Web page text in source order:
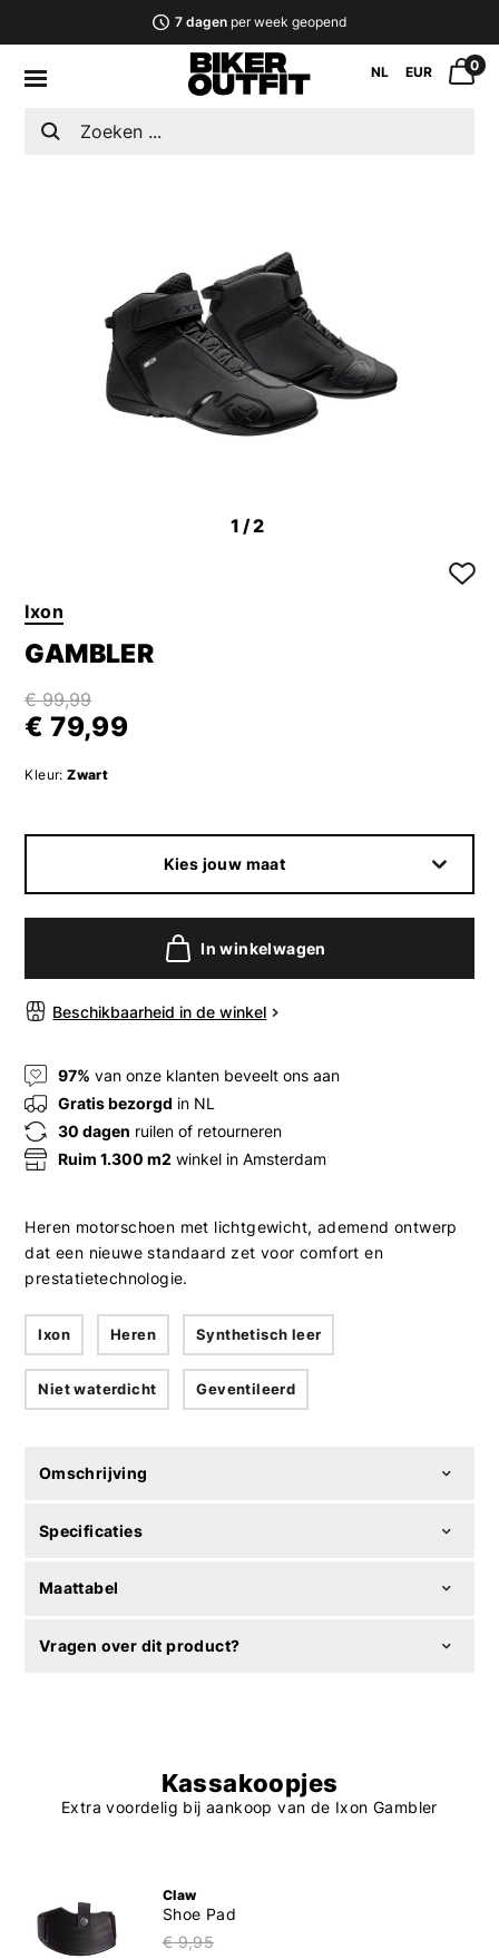
7 dagenper week geopend
NL EUR 0
1/2
Ixon
GAMBLER
€ 99,99
€ 79,99
Kleur: Zwart
Kies jouw maat
In winkelwagen
Beschikbaarheid in de winkel
97% van onze klanten beveelt ons aan
Gratis bezorgd in NL
30 dagen ruilen of retourneren
Ruim 1.300 m2 winkel in Amsterdam
Heren motorschoen met lichtgewicht, ademend ontwerp
dat een nieuwe standaard zet voor comfort en
prestatietechnologie.
Ixon Heren Synthetisch leer
Niet waterdicht Geventileerd
Omschrijving
Specificaties
Maattabel
Vragen over dit product?
Kassakoopjes
Extra voordelig bij aankoop van de Ixon Gambler
Claw
Shoe Pad
€ 9,95